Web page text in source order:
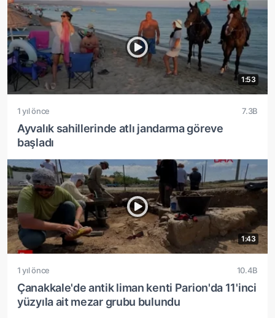
1:53
1 yıl önce 7.3B
Ayvalık sahillerinde atlı jandarma göreve
başladı
1:43
1 yıl önce 10.4B
Çanakkale'de antik liman kenti Parion'da 11'inci
yüzyıla ait mezar grubu bulundu